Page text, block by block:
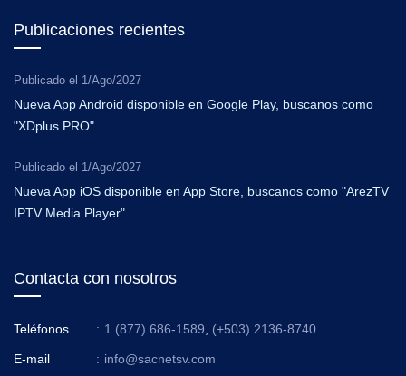
Publicaciones recientes
Publicado el 1/Ago/2027
Nueva App Android disponible en Google Play, buscanos como
"XDplus PRO".
Publicado el 1/Ago/2027
Nueva App iOS disponible en App Store, buscanos como "ArezTV
IPTV Media Player".
Contacta con nosotros
Teléfonos : 1 (877) 686-1589 (+503) 2136-8740
E-mail : info@sacnetsv.com